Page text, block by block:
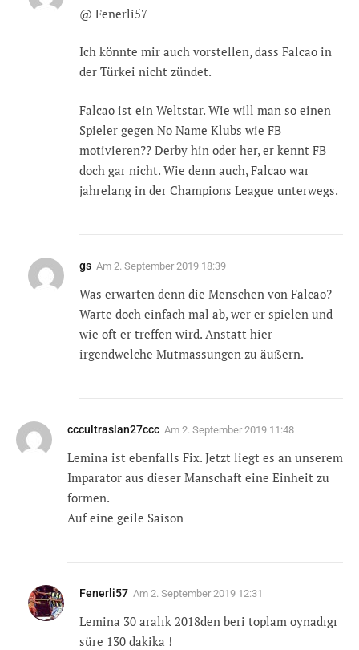
@ Fenerli57
Ich könnte mir auch vorstellen, dass Falcao in
der Türkei nicht zündet.
Falcao ist ein Weltstar. Wie will man so einen
Spieler gegen No Name Klubs wie FB
motivieren?? Derby hin oder her, er kennt FB
doch gar nicht. Wie denn auch, Falcao war
jahrelang in der Champions League unterwegs.
gs Am 2. September 2019 18:39
Was erwarten denn die Menschen von Falcao?
Warte doch einfach mal ab, wer er spielen und
wie oft er treffen wird. Anstatt hier
irgendwelche Mutmassungen zu äußern.
cccultraslan27ccc Am 2. September 2019 11:48
Lemina ist ebenfalls Fix. Jetzt liegt es an unserem
Imparator aus dieser Manschaft eine Einheit zu
formen.
Auf eine geile Saison
Fenerli57 Am 2. September 2019 12:31
Lemina 30 aralık 2018den beri toplam oynadıgı
süre 130 dakika !